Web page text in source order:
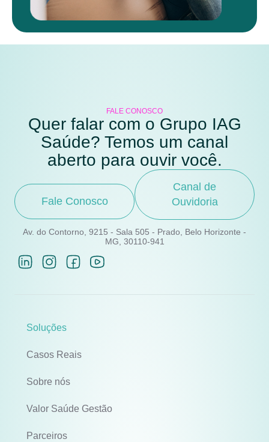
FALE CONOSCO
Quer falar com o Grupo IAG
Saúde? Temos um canal
aberto para ouvir você.
Fale Conosco
Canal de
Ouvidoria
Av. do Contorno, 9215 - Sala 505 - Prado, Belo Horizonte -
MG, 30110-941
Soluções
Casos Reais
Sobre nós
Valor Saúde Gestão
Parceiros